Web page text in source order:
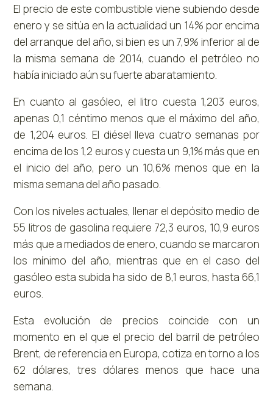
El precio de este combustible viene subiendo desde
enero y se sitúa en la actualidad un 14% por encima
del arranque del año, si bien es un 7,9% inferior al de
la misma semana de 2014, cuando el petróleo no
había iniciado aún su fuerte abaratamiento.
En cuanto al gasóleo, el litro cuesta 1,203 euros,
apenas 0,1 céntimo menos que el máximo del año,
de 1,204 euros. El diésel lleva cuatro semanas por
encima de los 1,2 euros y cuesta un 9,1% más que en
el inicio del año, pero un 10,6% menos que en la
misma semana del año pasado.
Con los niveles actuales, llenar el depósito medio de
55 litros de gasolina requiere 72,3 euros, 10,9 euros
más que a mediados de enero, cuando se marcaron
los mínimo del año, mientras que en el caso del
gasóleo esta subida ha sido de 8,1 euros, hasta 66,1
euros.
Esta evolución de precios coincide con un
momento en el que el precio del barril de petróleo
Brent, de referencia en Europa, cotiza en torno a los
62 dólares, tres dólares menos que hace una
semana.